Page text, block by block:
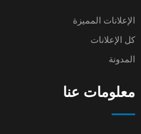
الإعلانات المميزة
كل الإعلانات
المدونة
معلومات عنا